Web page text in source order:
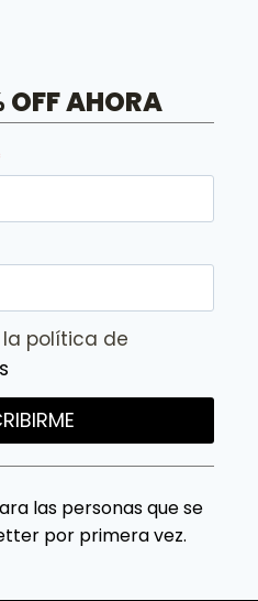
OFF AHORA
política de
las personas que se
por primera vez.